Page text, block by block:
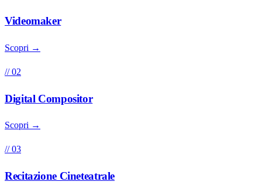
Videomaker
Scopri →
// 02
Digital Compositor
Scopri →
// 03
Recitazione Cineteatrale